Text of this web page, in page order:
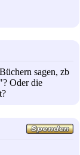
sagen, zb
Oder die